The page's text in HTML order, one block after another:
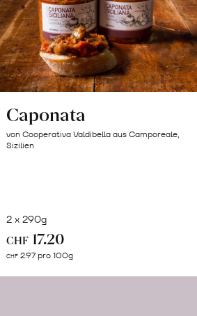
Caponata
von Cooperativa Valdibella aus Camporeale,
Sizilien
2 x 290g
CHF 17.20
CHF 2.97 pro 100g